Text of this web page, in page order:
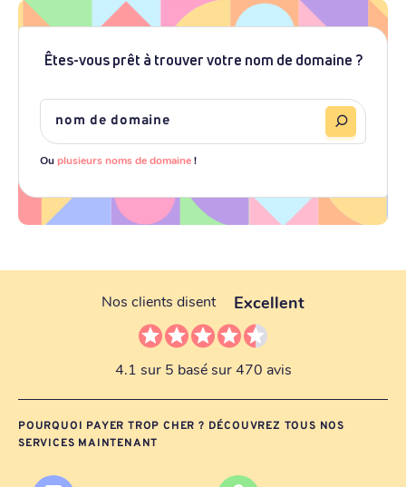
Êtes-vous prêt à trouver votre nom de domaine ?
Ouplusieurs noms de domaine!
Nos clients disent Excellent
4.1 sur 5 basé sur 470 avis
POURQUOI PAYER TROP CHER ? DÉCOUVREZ TOUS NOS
SERVICES MAINTENANT